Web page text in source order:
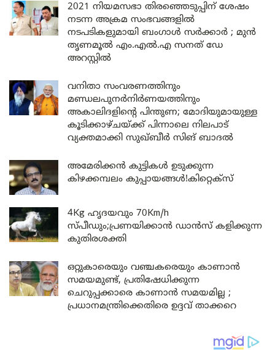
2021 നിയമസഭാ തിരഞ്ഞെടുപ്പിന് ശേഷം
നടന്ന അക്രമ സംഭവങ്ങളിൽ
നടപടികളുമായി ബംഗാൾ സർക്കാർ ; മുൻ
തൃണമൂൽ എം.എൽ.എ സനത് ഡേ
അറസ്റ്റിൽ
വനിതാ സംവരണത്തിനും
മണ്ഡലപുനർനിർണയത്തിനും
അകാലിദളിന്റെ പിന്തുണ; മോദിയുമായുള്ള
കൂടിക്കാഴ്ചയ്ക്ക് പിന്നാലെ നിലപാട്
വ്യക്തമാക്കി സുഖ്ബീർ സിങ് ബാദൽ
അമേരിക്കൻ കുട്ടികൾ ഉടുക്കുന്ന
കിഴക്കമ്പലം കുപ്പായങ്ങൾ!കിറ്റെക്സ്
4Kg ഹൃദയവും 70Km/h
സ്പീഡും;പ്രണയിക്കാൻ ഡാൻസ് കളിക്കുന്ന
കുതിരശക്തി
ഒറ്റുകാരെയും വഞ്ചകരെയും കാണാൻ
സമയമുണ്ട്, പ്രതിഷേധിക്കുന്ന
ചെറുപ്പക്കാരെ കാണാൻ സമയമില്ല ;
പ്രധാനമന്ത്രിക്കെതിരെ ഉദ്ദവ് താക്കറെ